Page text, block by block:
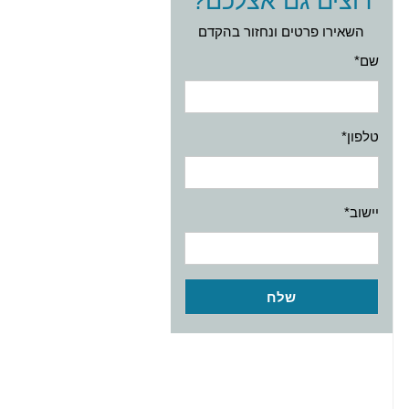
השאירו פרטים ונחזור בהקדם
שם*
טלפון*
יישוב*